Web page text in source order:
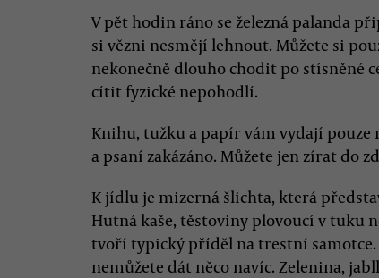
V pět hodin ráno se železná palanda
si vězni nesmějí lehnout. Můžete si
nekonečně dlouho chodit po stísněné
cítit fyzické nepohodlí.
Knihu, tužku a papír vám vydají pouze
a psaní zakázáno. Můžete jen zírat do
K jídlu je mizerná šlichta, která
Hutná kaše, těstoviny plovoucí v tuku
tvoří typický příděl na trestní
nemůžete dát něco navíc. Zelenina,